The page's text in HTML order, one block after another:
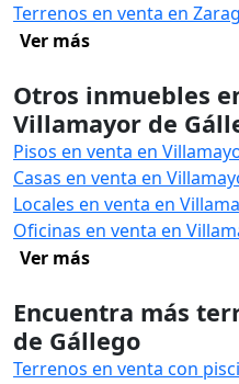
Terrenos en venta en
Ver más
Otros inmuebles
Villamayor de
Pisos en venta en
Casas en venta en
Locales en venta en
Oficinas en venta en
Ver más
Encuentra más
de Gállego
Terrenos en venta con